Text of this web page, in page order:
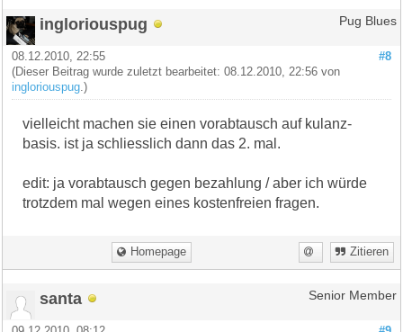
ingloriouspug Pug Blues
#8
08.12.2010, 22:55
(Dieser Beitrag wurde zuletzt bearbeitet: 08.12.2010, 22:56 von
ingloriouspug .)
vielleicht machen sie einen vorabtausch auf kulanz-
basis. ist ja schliesslich dann das 2. mal.
edit: ja vorabtausch gegen bezahlung / aber ich würde
trotzdem mal wegen eines kostenfreien fragen.
Homepage Zitieren
santa Senior Member